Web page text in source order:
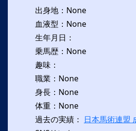
出身地：None
血液型：None
生年月日：
乗馬歴：None
趣味：
職業：None
身長：None
体重：None
過去の実績： 日本馬術連盟